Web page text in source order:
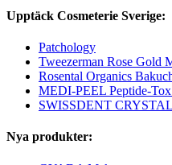
Upptäck Cosmeterie Sverige:
Patchology
Tweezerman Rose Gold
Rosental Organics
MEDI-PEEL Peptide-
SWISSDENT
Nya produkter: